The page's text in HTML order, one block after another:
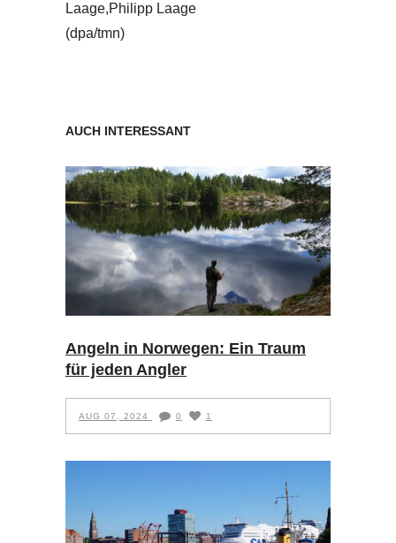
Laage,Philipp Laage
(dpa/tmn)
AUCH INTERESSANT
Angeln in Norwegen: Ein Traum
für jeden Angler
AUG 07, 2024 0 1